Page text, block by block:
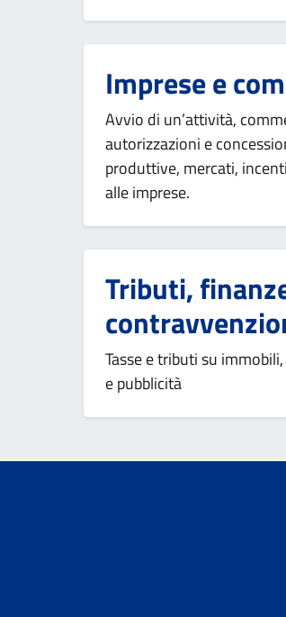
Imprese e
Avvio di un’attività,
autorizzazioni e
produttive, mercati,
alle imprese.
Tributi,
Tasse e tributi su
e pubblicità